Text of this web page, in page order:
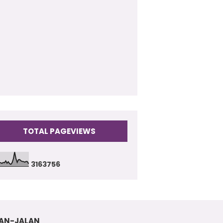
TOTAL PAGEVIEWS
3163756